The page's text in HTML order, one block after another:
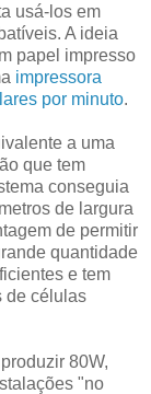
usá-los em
A ideia
papel impresso
impressora
por minuto.
a uma
que tem
conseguia
de largura
de permitir
quantidade
e tem
de células
80W,
"no